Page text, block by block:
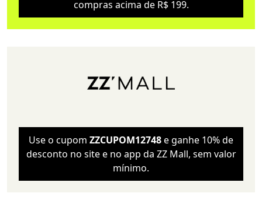
compras acima de R$ 199.
Use o cupom ZZCUPOM12748e ganhe 10% de
desconto no site e no app da ZZ Mall, sem valor
mínimo.